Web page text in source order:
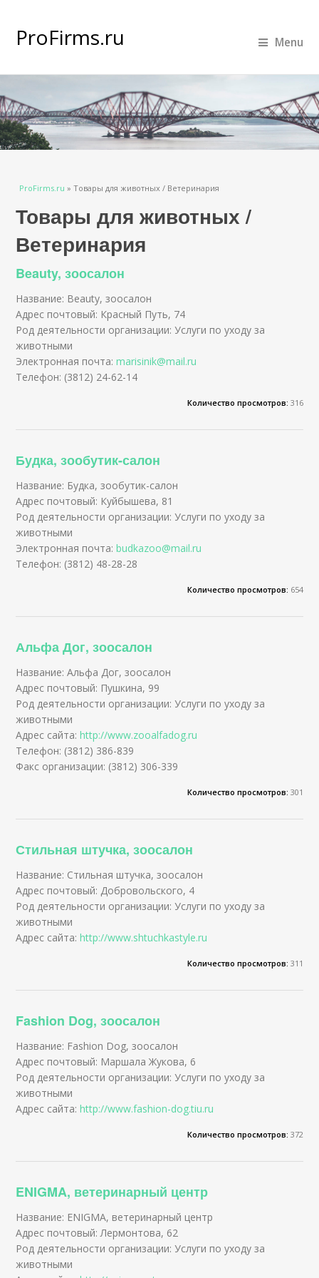
ProFirms.ru Menu
Вы здесь
ProFirms.ru » Товары для животных / Ветеринария
Товары для животных /
Ветеринария
Beauty, зоосалон
Название: Beauty, зоосалон
Адрес почтовый: Красный Путь, 74
Род деятельности организации: Услуги по уходу за
животными
Электронная почта:marisinik@mail.ru
Телефон: (3812) 24-62-14
Количество просмотров: 316
Будка, зообутик-салон
Название: Будка, зообутик-салон
Адрес почтовый: Куйбышева, 81
Род деятельности организации: Услуги по уходу за
животными
Электронная почта:budkazoo@mail.ru
Телефон: (3812) 48-28-28
Количество просмотров: 654
Альфа Дог, зоосалон
Название: Альфа Дог, зоосалон
Адрес почтовый: Пушкина, 99
Род деятельности организации: Услуги по уходу за
животными
Адрес сайта:http://www.zooalfadog.ru
Телефон: (3812) 386-839
Факс организации: (3812) 306-339
Количество просмотров: 301
Стильная штучка, зоосалон
Название: Стильная штучка, зоосалон
Адрес почтовый: Добровольского, 4
Род деятельности организации: Услуги по уходу за
животными
Адрес сайта:http://www.shtuchkastyle.ru
Количество просмотров: 311
Fashion Dog, зоосалон
Название: Fashion Dog, зоосалон
Адрес почтовый: Маршала Жукова, 6
Род деятельности организации: Услуги по уходу за
животными
Адрес сайта:http://www.fashion-dog.tiu.ru
Количество просмотров: 372
ENIGMA, ветеринарный центр
Название: ENIGMA, ветеринарный центр
Адрес почтовый: Лермонтова, 62
Род деятельности организации: Услуги по уходу за
животными